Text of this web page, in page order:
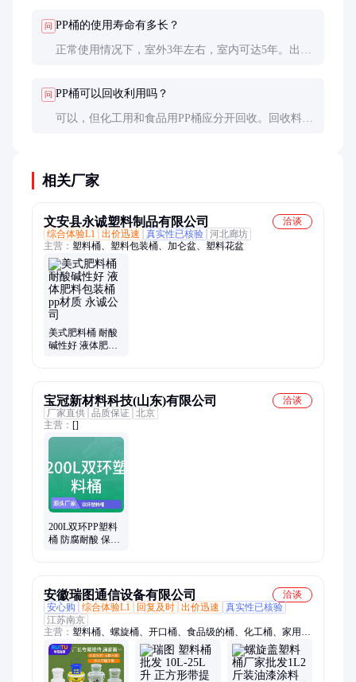
问 PP桶的使用寿命有多长？
正常使用情况下，室外3年左右，室内可达5年。出现
问 PP桶可以回收利用吗？
可以，但化工用和食品用PP桶应分开回收。回收料通
相关厂家
文安县永诚塑料制品有限公司
洽谈
综合体验L1 出价迅速 真实性已核验 河北廊坊
主营： 塑料桶、塑料包装桶、加仑盆、塑料花盆
美式肥料桶 耐酸
碱性好 液体肥料
宝冠新材料科技(山东)有限公司
洽谈
厂家直供 品质保证 北京
主营： []
200L双环PP塑料
桶 防腐耐酸 保温
安徽瑞图通信设备有限公司
洽谈
安心购
综合体验L1 回复及时 出价迅速
真实性已核验
江苏南京
主营： 塑料桶、螺旋桶、开口桶、食品级的桶、化工桶、家用塑
料小水桶、发酵塑料桶、奶茶桶、塑料圆桶、5l塑料桶、水桶、
方形塑料桶、食品级塑料桶、涂料桶、机油桶、海蜇桶、龙虾
桶、化肥桶、乳胶漆桶、包装桶、肥料桶、种子包装桶、酒酿包